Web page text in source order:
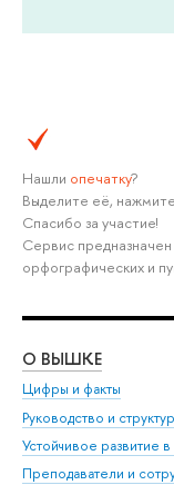
Нашли опечатку?
Выделите её,
Спасибо за участие!
Сервис
орфографических и
О ВЫШКЕ
Цифры и факты
Руководство и
Устойчивое развитие
Преподаватели и